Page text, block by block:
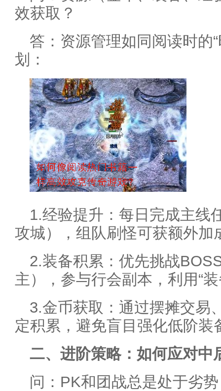
效获取？
答：资源管理如同阅读时的
划：
1.经验提升：每日完成主线
攻城），组队刷怪可获额外加
2.装备积累：优先挑战
主），参与行会副本，利用“
3.金币获取：通过摆摊交易
定积累，避免盲目强化低阶装
二、进阶策略：如何应对中
问：PK和团战总是处于劣